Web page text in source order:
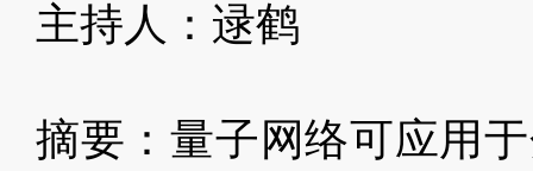
主持人：逯鹤
摘要：量子网络可应用